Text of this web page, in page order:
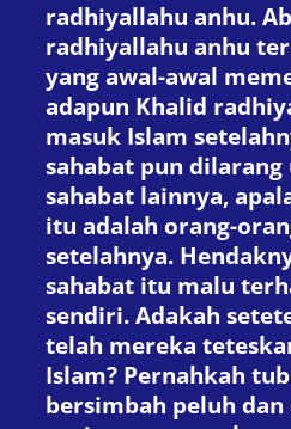
radhiyallahu anhu.
radhiyallahu anhu
yang awal-awal
adapun Khalid
masuk Islam
sahabat pun
sahabat lainnya,
itu adalah orang-
setelahnya.
sahabat itu malu
sendiri. Adakah
telah mereka
Islam? Pernahkah
bersimbah peluh dan